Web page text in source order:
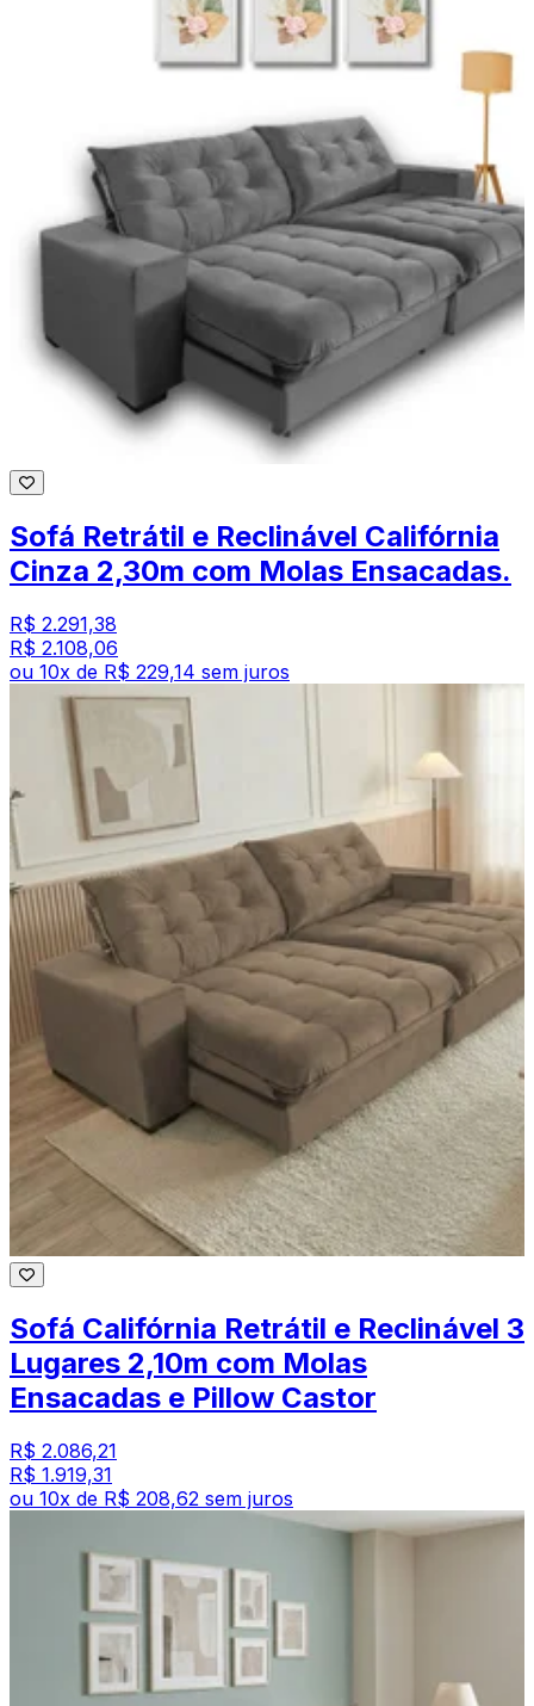
Sofá Retrátil e Reclinável Califórnia
Cinza 2,30m com Molas Ensacadas.
R$ 2.291,38
R$ 2.108,06
ou 10x de R$ 229,14 sem juros
Sofá Califórnia Retrátil e Reclinável 3
Lugares 2,10m com Molas
Ensacadas e Pillow Castor
R$ 2.086,21
R$ 1.919,31
ou 10x de R$ 208,62 sem juros